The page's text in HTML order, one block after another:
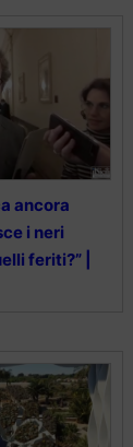
ancora
i neri
feriti?” |